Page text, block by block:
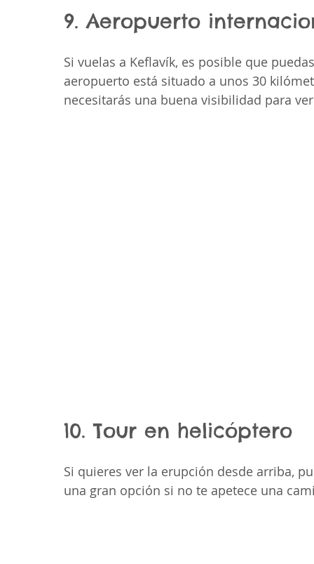
9. Aeropuerto
Si vuelas a Keflavík, es posible que
aeropuerto está situado a unos 30
necesitarás una buena visibilidad para
10. Tour en helicóptero
Si quieres ver la erupción desde arriba,
una gran opción si no te apetece una